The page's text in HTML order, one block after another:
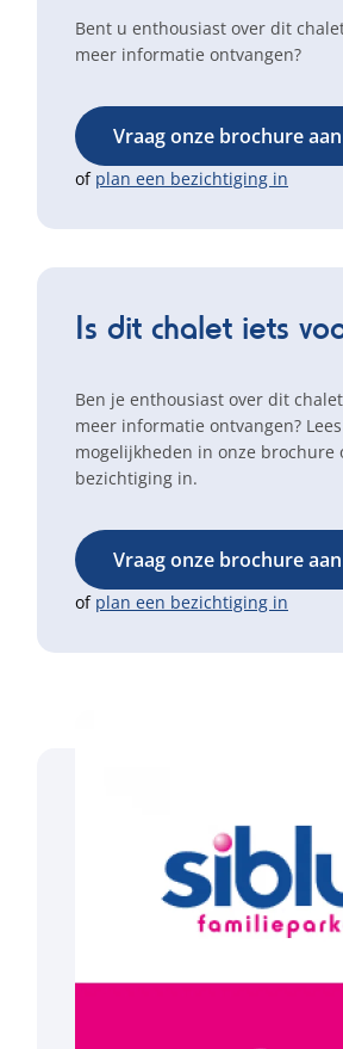
Bent u enthousiast over dit
meer informatie ontvangen?
Vraag onze brochure aan
of plan een bezichtiging in
Is dit chalet iets
Ben je enthousiast over dit
meer informatie ontvangen?
mogelijkheden in onze brochure
bezichtiging in.
Vraag onze brochure aan
of plan een bezichtiging in